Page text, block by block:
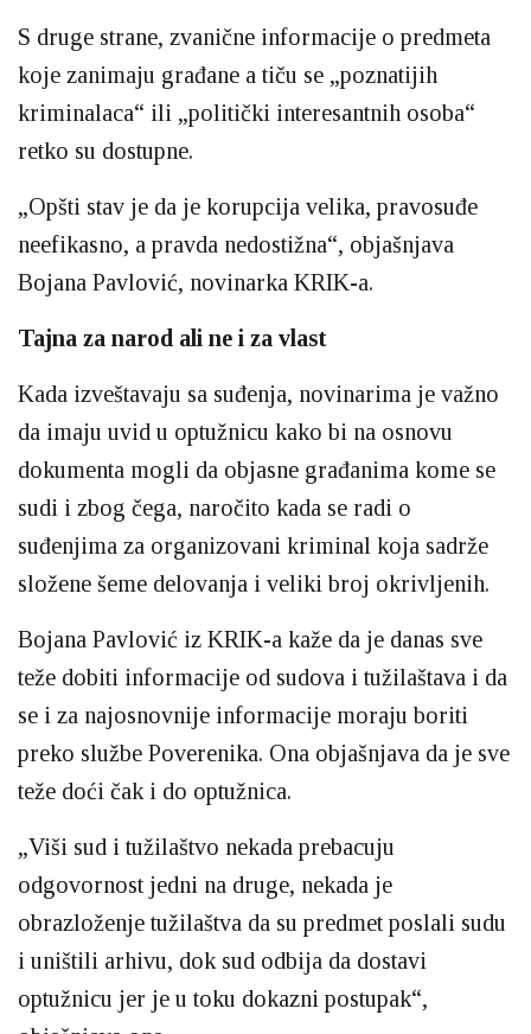
S druge strane, zvanične informacije o predmeta
koje zanimaju građane a tiču se „poznatijih
kriminalaca“ ili „politički interesantnih osoba“
retko su dostupne.
„Opšti stav je da je korupcija velika, pravosuđe
neefikasno, a pravda nedostižna“, objašnjava
Bojana Pavlović, novinarka KRIK-a.
Tajna za narod ali ne i za vlast
Kada izveštavaju sa suđenja, novinarima je važno
da imaju uvid u optužnicu kako bi na osnovu
dokumenta mogli da objasne građanima kome se
sudi i zbog čega, naročito kada se radi o
suđenjima za organizovani kriminal koja sadrže
složene šeme delovanja i veliki broj okrivljenih.
Bojana Pavlović iz KRIK-a kaže da je danas sve
teže dobiti informacije od sudova i tužilaštava i da
se i za najosnovnije informacije moraju boriti
preko službe Poverenika. Ona objašnjava da je sve
teže doći čak i do optužnica.
„Viši sud i tužilaštvo nekada prebacuju
odgovornost jedni na druge, nekada je
obrazloženje tužilaštva da su predmet poslali sudu
i uništili arhivu, dok sud odbija da dostavi
optužnicu jer je u toku dokazni postupak“,